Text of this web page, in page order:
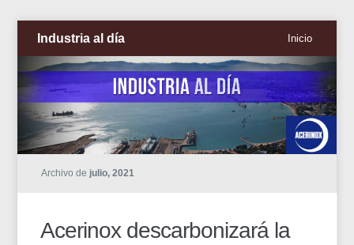
Industria al día Inicio
Archivo de julio, 2021
Acerinox descarbonizará la